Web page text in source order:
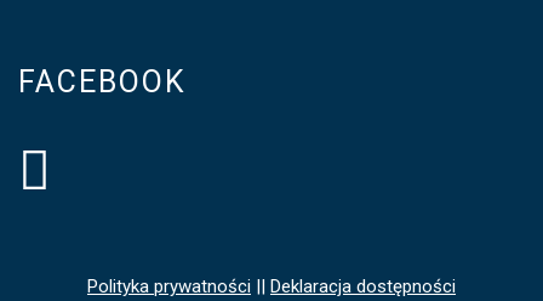
FACEBOOK
Polityka prywatności || Deklaracja dostępności